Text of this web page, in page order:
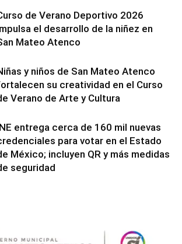
de Verano Deportivo 2026
el desarrollo de la niñez en
Mateo Atenco
y niños de San Mateo Atenco
su creatividad en el Curso
Verano de Arte y Cultura
entrega cerca de 160 mil nuevas
para votar en el Estado
México; incluyen QR y más medidas
seguridad